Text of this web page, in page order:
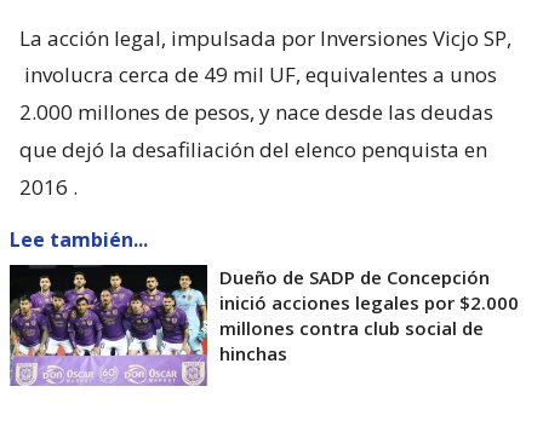
La acción legal, impulsada por Inversiones Vicjo SP,
involucra cerca de 49 mil UF, equivalentes a unos
2.000 millones de pesos, y nace desde las deudas
que dejó la desafiliación del elenco penquista en
2016 .
Lee también...
Dueño de SADP de Concepción
inició acciones legales por $2.000
millones contra club social de
hinchas